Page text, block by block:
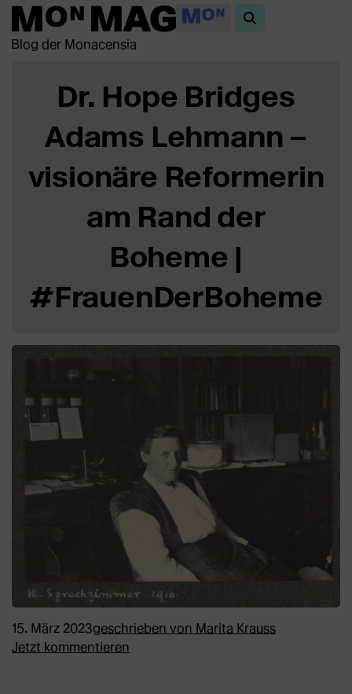
Blog der Monacensia
Dr. Hope Bridges
Adams Lehmann –
visionäre Reformerin
am Rand der
Boheme |
#FrauenDerBoheme
15. März 2023geschrieben von Marita Krauss
Jetzt kommentieren